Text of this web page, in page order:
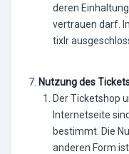
deren
vertrauen darf.
tixlr
Nutzung des
Der Ticketshop
Internetseite
bestimmt. Die
anderen Form